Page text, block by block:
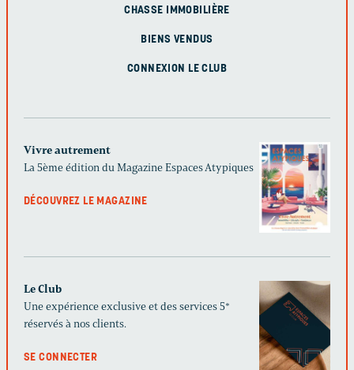
CHASSE IMMOBILIÈRE
BIENS VENDUS
CONNEXION LE CLUB
Vivre autrement
La 5ème édition du Magazine Espaces Atypiques
DÉCOUVREZ LE MAGAZINE
Le Club
Une expérience exclusive et des services 5*
réservés à nos clients.
SE CONNECTER